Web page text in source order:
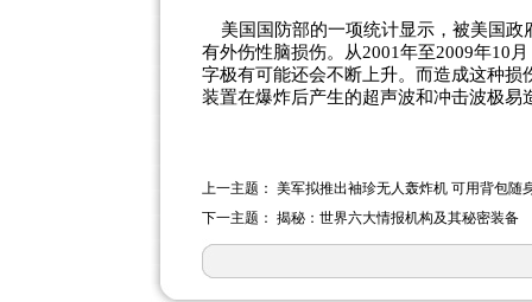
美国国防部的一项统计显示，被美国政
有外伤性脑损伤。从2001年至2009年10
字极有可能还会不断上升。而造成这种
装置在爆炸后产生的超声波和冲击波极易
上一主题： 美军拟推出袖珍无人轰炸机 可用背包随
下一主题： 揭秘：世界六大情报机构及其秘密装备